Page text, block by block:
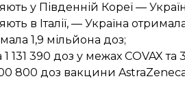
у Південній Кореї —
в Італії, — Україна
1,9 мільйона доз;
131 390 доз у межах COVAX
800 доз вакцини